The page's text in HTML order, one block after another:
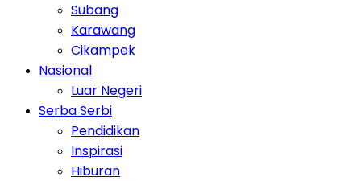
Subang
Karawang
Cikampek
Nasional
Luar Negeri
Serba Serbi
Pendidikan
Inspirasi
Hiburan